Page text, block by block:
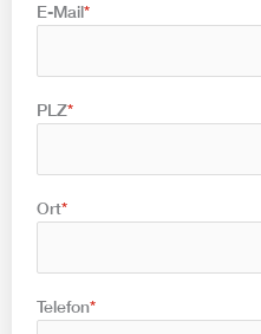
E-Mail*
PLZ*
Ort*
Telefon*